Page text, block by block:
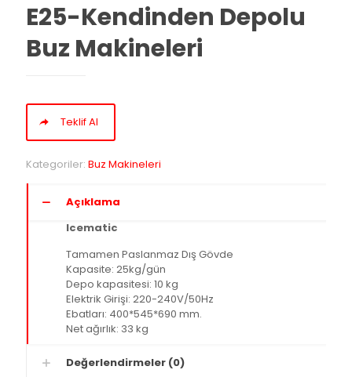
E25-Kendinden Depolu
Buz Makineleri
Teklif Al
Kategoriler: Buz Makineleri
Açıklama
Icematic
Tamamen Paslanmaz Dış Gövde
Kapasite: 25kg/gün
Depo kapasitesi: 10 kg
Elektrik Girişi: 220-240V/50Hz
Ebatları: 400*545*690 mm.
Net ağırlık: 33 kg
Değerlendirmeler (0)